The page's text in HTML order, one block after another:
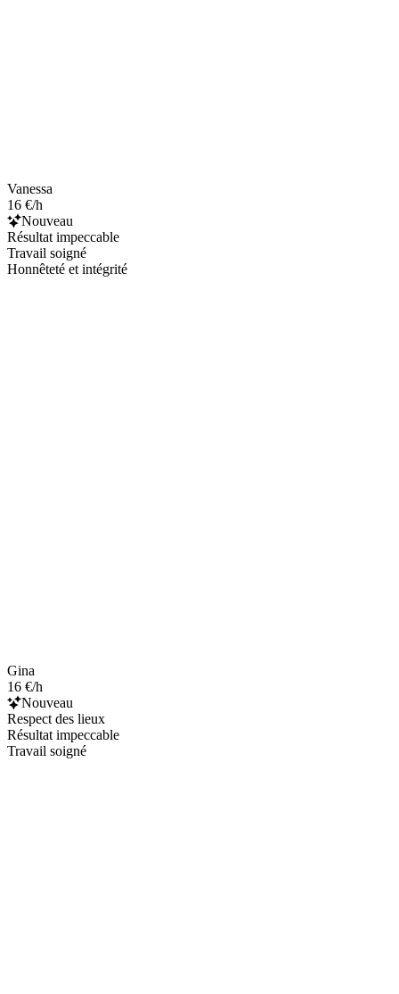
Vanessa
16 €/h
Nouveau
Résultat impeccable
Travail soigné
Honnêteté et intégrité
Gina
16 €/h
Nouveau
Respect des lieux
Résultat impeccable
Travail soigné